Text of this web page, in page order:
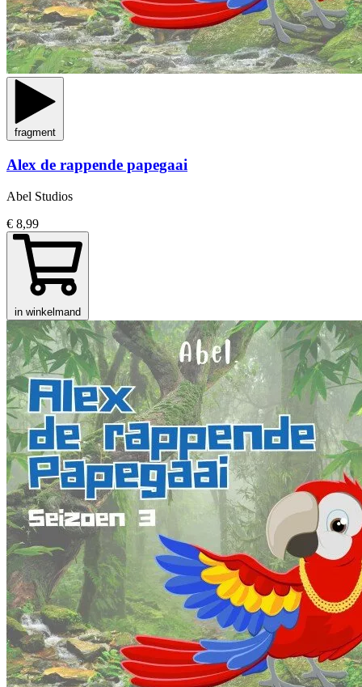
fragment
Alex de rappende papegaai
Abel Studios
€ 8,99
in winkelmand